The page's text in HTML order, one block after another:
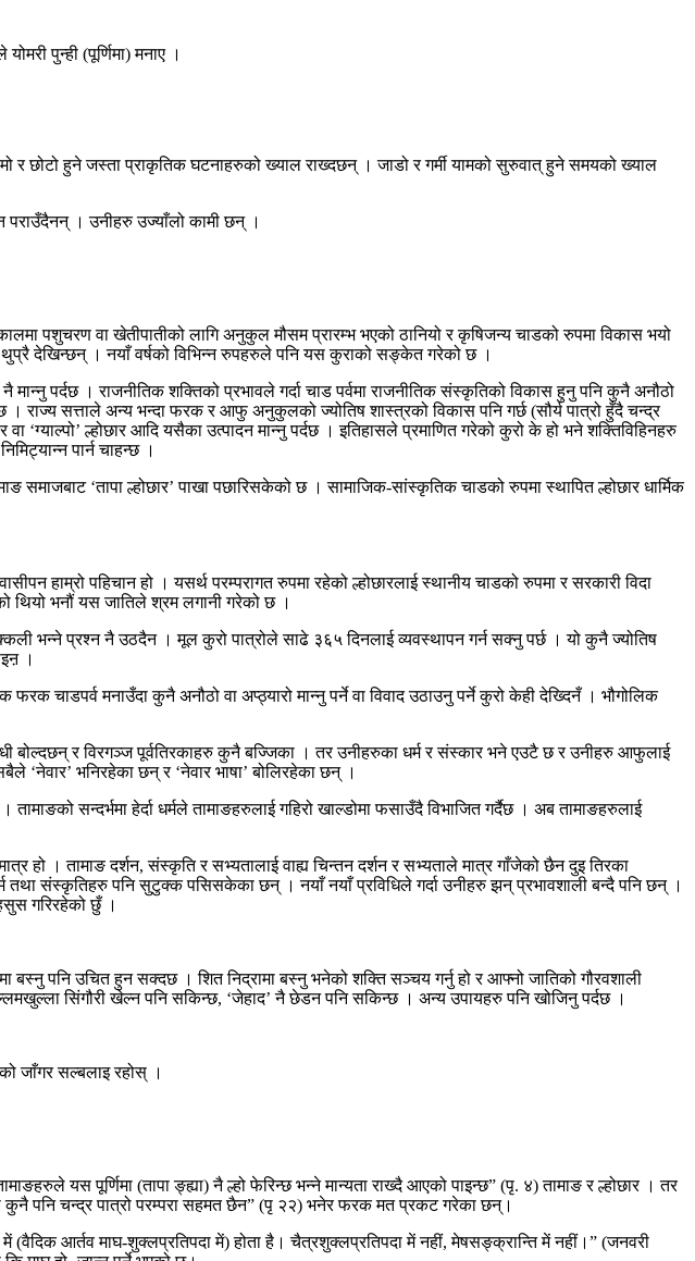
पुन्ही (पूर्णिमा) मनाए ।
छोटो हुने जस्ता प्राकृतिक घटनाहरुको ख्याल राख्दछन् । जाडो र गर्मी यामको सुरुवात् हुने समयको ख्याल
पराउँदैनन् । उनीहरु उज्याँलो कामी छन् ।
पशुचरण वा खेतीपातीको लागि अनुकुल मौसम प्रारम्भ भएको ठानियो र कृषिजन्य चाडको रुपमा विकास भयो
देखिन्छन् । नयाँ वर्षको विभिन्न रुपहरुले पनि यस कुराको सङ्केत गरेको छ ।
मान्नु पर्दछ । राजनीतिक शक्तिको प्रभावले गर्दा चाड पर्वमा राजनीतिक संस्कृतिको विकास हुनु पनि कुनै अनौठो
राज्य सत्ताले अन्य भन्दा फरक र आफु अनुकुलको ज्योतिष शास्त्रको विकास पनि गर्छ (सौर्य पात्रो हुँदै चन्द्र
वा ‘ग्याल्पो’ ल्होछार आदि यसैका उत्पादन मान्नु पर्दछ । इतिहासले प्रमाणित गरेको कुरो के हो भने शक्तिविहिनहरु
पार्न चाहन्छ ।
‘तापा ल्होछार’ पाखा पछारिसकेको छ । सामाजिक-सांस्कृतिक चाडको रुपमा स्थापित ल्होछार धार्मिक
हाम्रो पहिचान हो । यसर्थ परम्परागत रुपमा रहेको ल्होछारलाई स्थानीय चाडको रुपमा र सरकारी विदा
थियो भनौं यस जातिले श्रम लगानी गरेको छ ।
भन्ने प्रश्न नै उठदैन । मूल कुरो पात्रोले साढे ३६५ दिनलाई व्यवस्थापन गर्न सक्नु पर्छ । यो कुनै ज्योतिष
।
चाडपर्व मनाउँदा कुनै अनौठो वा अप्ठ्यारो मान्नु पर्ने वा विवाद उठाउनु पर्ने कुरो केही देख्दिनँ । भौगोलिक
बोल्दछन् र विरगञ्ज पूर्वतिरकाहरु कुनै बज्जिका । तर उनीहरुका धर्म र संस्कार भने एउटै छ र उनीहरु आफुलाई
‘नेवार’ भनिरहेका छन् र ‘नेवार भाषा’ बोलिरहेका छन् ।
सन्दर्भमा हेर्दा धर्मले तामाङहरुलाई गहिरो खाल्डोमा फसाउँदै विभाजित गर्दैछ । अब तामाङहरुलाई
हो । तामाङ दर्शन, संस्कृति र सभ्यतालाई वाह्य चिन्तन दर्शन र सभ्यताले मात्र गाँजेको छैन दुइ तिरका
संस्कृतिहरु पनि सुटुक्क पसिसकेका छन् । नयाँ नयाँ प्रविधिले गर्दा उनीहरु झन् प्रभावशाली बन्दै पनि छन् ।
गरिरहेको छुँ ।
पनि उचित हुन सक्दछ । शित निद्रामा बस्नु भनेको शक्ति सञ्चय गर्नु हो र आफ्नो जातिको गौरवशाली
सिंगौरी खेल्न पनि सकिन्छ, ‘जेहाद’ नै छेडन पनि सकिन्छ । अन्य उपायहरु पनि खोजिनु पर्दछ ।
जाँगर सल्बलाइ रहोस् ।
यस पूर्णिमा (तापा ङ्ह्या) नै ल्हो फेरिन्छ भन्ने मान्यता राख्दै आएको पाइन्छ” (पृ. ४) तामाङ र ल्होछार । तर
कुनै पनि चन्द्र पात्रो परम्परा सहमत छैन” (पृ २२) भनेर फरक मत प्रकट गरेका छन्।
(वैदिक आर्तव माघ-शुक्लप्रतिपदा में) होता है। चैत्रशुक्लप्रतिपदा में नहीं, मेषसङ्क्रान्ति में नहीं।” (जनवरी